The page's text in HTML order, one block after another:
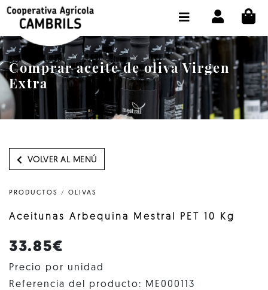
Comprar aceite de oliva Virgen
Extra
VOLVER AL MENÚ
PRODUCTOS / OLIVAS
Aceitunas Arbequina Mestral PET 10 Kg
33.85€
Precio por unidad
Referencia del producto: ME000113
TIENDA COMPRA ONLINE
LA COOPERATIVA
OLEOTOUR
PRODUCTOS
NUESTRO ACEITE
SELECCIONAR IDIOMA :